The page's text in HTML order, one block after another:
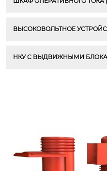
ВЫСОКОВОЛЬТНОЕ
НКУ С ВЫДВИЖНЫМИ